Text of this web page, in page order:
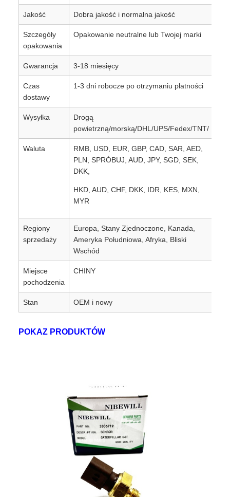
Jakość Dobra jakość i normalna jakość
Szczegóły
opakowania
Opakowanie neutralne lub Twojej marki
Gwarancja 3-18 miesięcy
Czas
dostawy
1-3 dni robocze po otrzymaniu płatności
Wysyłka
Drogą
powietrzną/morską/DHL/UPS/Fedex/TNT/
Waluta
RMB, USD, EUR, GBP, CAD, SAR, AED,
PLN, SPRÓBUJ, AUD, JPY, SGD, SEK,
DKK,
HKD, AUD, CHF, DKK, IDR, KES, MXN,
MYR
Regiony
sprzedaży
Europa, Stany Zjednoczone, Kanada,
Ameryka Południowa, Afryka, Bliski
Wschód
Miejsce
pochodzenia
CHINY
Stan OEM i nowy
POKAZ PRODUKTÓW